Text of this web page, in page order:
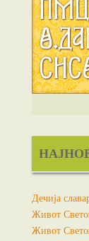
Дечија
Живот
Живот